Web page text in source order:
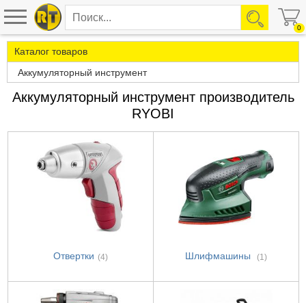
0
Каталог товаров
Аккумуляторный инструмент
Аккумуляторный инструмент производитель
RYOBI
Отвертки (4) Шлифмашины (1)